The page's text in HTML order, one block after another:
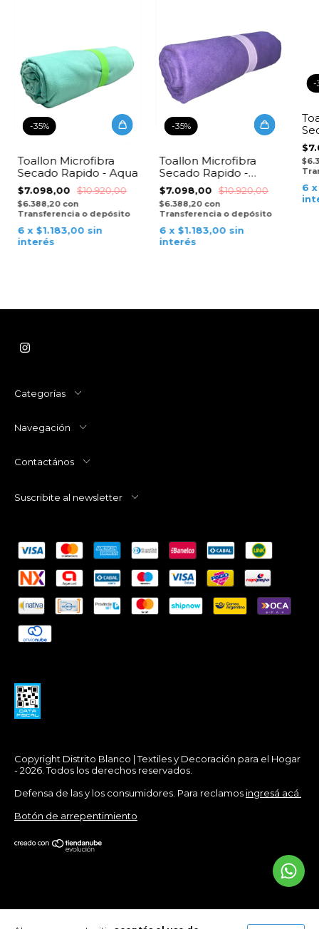
-35%
Toallon Microfibra
Secado Rapido - Aqua
$7.098,00 $10.920,00
$6.388,20 con
Transferencia o depósito
6 x $1.183,00 sin
interés
-35%
Toallon Microfibra
Secado Rapido -
Violeta
$7.098,00 $10.920,00
$6.388,20con
Transferencia o depósito
6 x$1.183,00 sin
interés
-
6
Categorías
Navegación
Contactános
Suscribite al newsletter
Copyright Distrito Blanco | Textiles y Decoración para el Hogar
- 2026. Todos los derechos reservados.
Defensa de las y los consumidores. Para reclamos ingresá acá.
Botón de arrepentimiento